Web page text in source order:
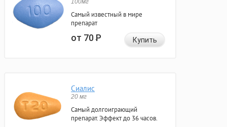
100мг
Самый известный в мире
препарат
от 70Р Купить
Сиалис
20 мг
Самый долгоиграющий
препарат. Эффект до 36 часов.